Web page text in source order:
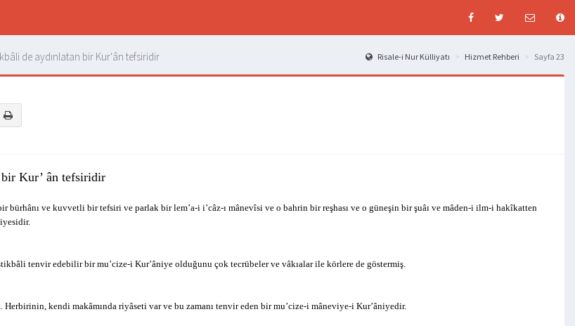
de aydınlatan bir Kur'ân tefsiridir Risale-i Nur Külliyatı Hizmet Rehberi Sayfa 23
Kur’ ân tefsiridir
bürhânı ve kuvvetli bir tefsiri ve parlak bir lem’a-i i’câz-ı mânevîsi ve o bahrin bir reşhası ve o güneşin bir şuâı ve mâden-i ilm-i hakîkatten
tenvir edebilir bir mu’cize-i Kur’âniye olduğunu çok tecrübeler ve vâkıalar ile körlere de göstermiş.
kendi makâmında riyâseti var ve bu zamanı tenvir eden bir mu’cize-i mâneviye-i Kur’âniyedir.